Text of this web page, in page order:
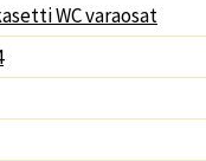
WC varaosat